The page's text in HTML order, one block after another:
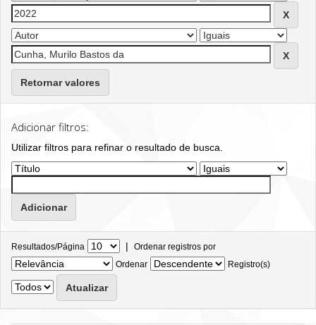
Retornar valores
Adicionar filtros:
Utilizar filtros para refinar o resultado de busca.
Resultados/Página | Ordenar registros por
Ordenar
Registro(s)